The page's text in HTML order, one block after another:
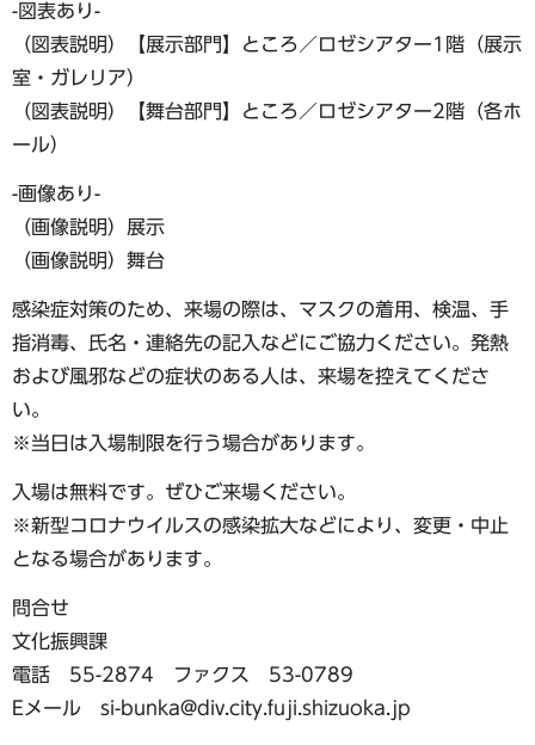
-図表あり-
（図表説明）【展示部門】ところ／ロゼシアター1階（展示
室・ガレリア）
（図表説明）【舞台部門】ところ／ロゼシアター2階（各ホ
ール）
-画像あり-
（画像説明）展示
（画像説明）舞台
感染症対策のため、来場の際は、マスクの着用、検温、手
指消毒、氏名・連絡先の記入などにご協力ください。発熱
および風邪などの症状のある人は、来場を控えてくださ
い。
※当日は入場制限を行う場合があります。
入場は無料です。ぜひご来場ください。
※新型コロナウイルスの感染拡大などにより、変更・中止
となる場合があります。
問合せ
文化振興課
電話 55-2874 ファクス 53-0789
​​​​​​​Eメール si-bunka@div.city.fuji.shizuoka.jp